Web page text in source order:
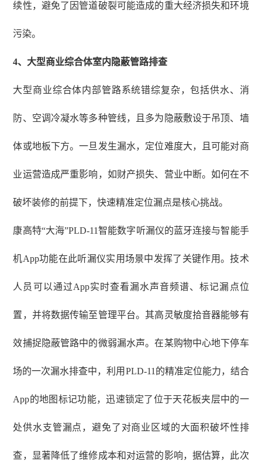
续性，避免了因管道破裂可能造成的重大经济损失和环境
污染。
4、 大型商业综合体室内隐蔽管路排查
大型商业综合体内部管路系统错综复杂，包括供水、消
防、空调冷凝水等多种管线，且多为隐蔽敷设于吊顶、墙
体或地板下方。一旦发生漏水，定位难度大，且可能对商
业运营造成严重影响，如财产损失、营业中断。如何在不
破坏装修的前提下，快速精准定位漏点是核心挑战。
康高特“大海”PLD-11智能数字听漏仪的蓝牙连接与智能手
机App功能在此听漏仪实用场景中发挥了关键作用。技术
人员可以通过App实时查看漏水声音频谱、标记漏点位
置，并将数据传输至管理平台。其高灵敏度拾音器能够有
效捕捉隐蔽管路中的微弱漏水声。在某购物中心地下停车
场的一次漏水排查中，利用PLD-11的精准定位能力，结合
App的地图标记功能，迅速锁定了位于天花板夹层中的一
处供水支管漏点，避免了对商业区域的大面积破坏性排
查，显著降低了维修成本和对运营的影响，据估算，此次